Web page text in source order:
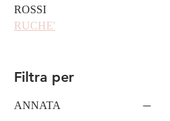
ROSSI
RUCHE'
Filtra per
ANNATA